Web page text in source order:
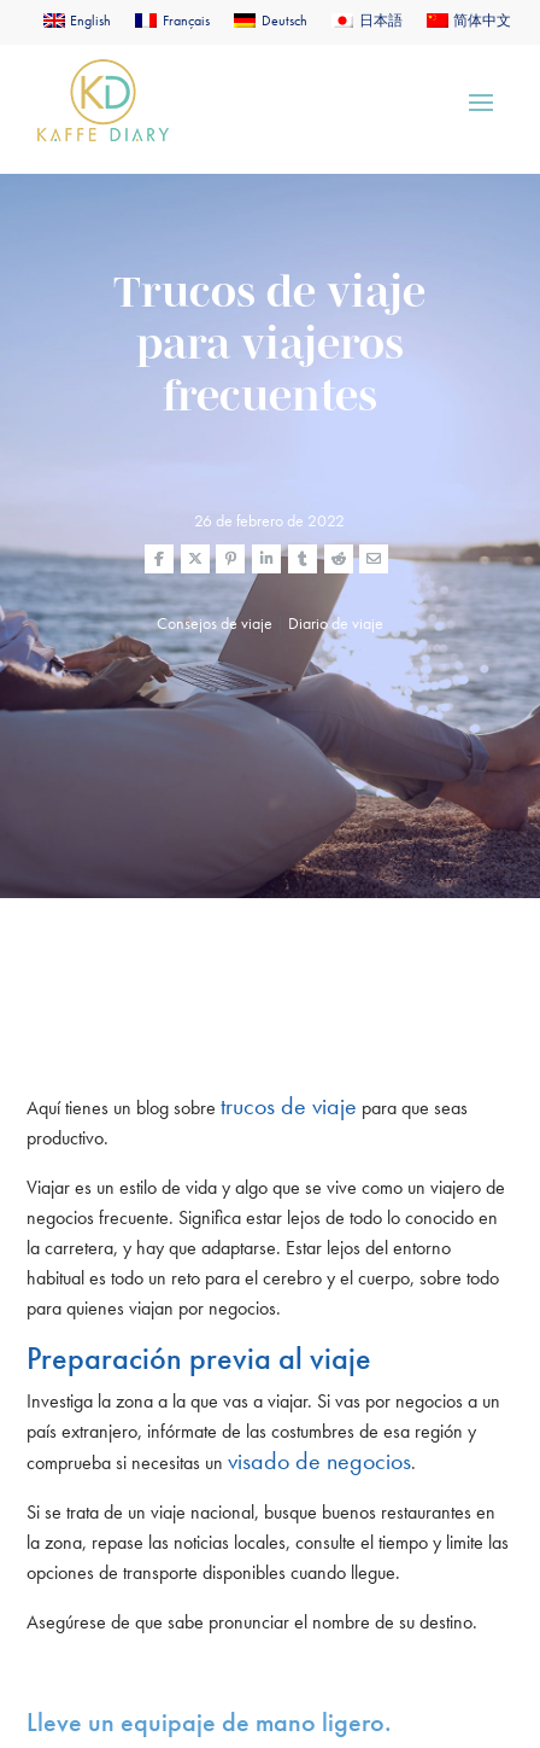
English Français Deutsch 日本語 简体中文
Trucos de viaje
para viajeros
frecuentes
26 de febrero de 2022
Consejos de viaje Diario de viaje
Aquí tienes un blog sobretrucos de viaje para que seas
productivo.
Viajar es un estilo de vida y algo que se vive como un viajero de
negocios frecuente. Significa estar lejos de todo lo conocido en
la carretera, y hay que adaptarse. Estar lejos del entorno
habitual es todo un reto para el cerebro y el cuerpo, sobre todo
para quienes viajan por negocios.
Preparación previa al viaje
Investiga la zona a la que vas a viajar. Si vas por negocios a un
país extranjero, infórmate de las costumbres de esa región y
comprueba si necesitas unvisado de negocios.
Si se trata de un viaje nacional, busque buenos restaurantes en
la zona, repase las noticias locales, consulte el tiempo y limite las
opciones de transporte disponibles cuando llegue.
Asegúrese de que sabe pronunciar el nombre de su destino.
Lleve un equipaje de mano ligero.